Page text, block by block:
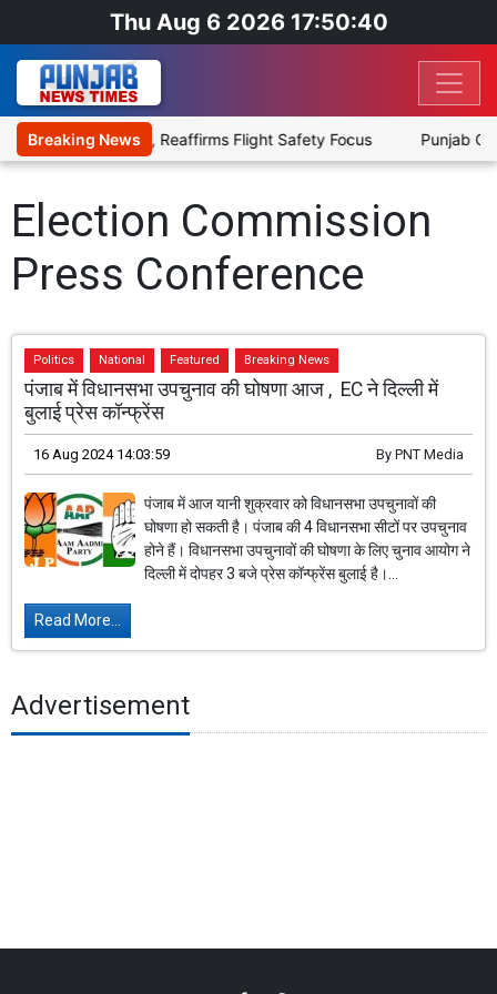
Thu Aug 6 2026 17:50:40
Breaking News
with Aviation Fuel, Reaffirms Flight Safety Focus Punjab
Election Commission
Press Conference
Politics National Featured Breaking News
पंजाब में विधानसभा उपचुनाव की घोषणा आज , EC ने दिल्ली में
बुलाई प्रेस कॉन्फ्रेंस
16 Aug 2024 14:03:59 By PNT Media
पंजाब में आज यानी शुक्रवार को विधानसभा उपचुनावों की
घोषणा हो सकती है। पंजाब की 4 विधानसभा सीटों पर उपचुनाव
होने हैं। विधानसभा उपचुनावों की घोषणा के लिए चुनाव आयोग ने
दिल्ली में दोपहर 3 बजे प्रेस कॉन्फ्रेंस बुलाई है।...
Read More...
Advertisement